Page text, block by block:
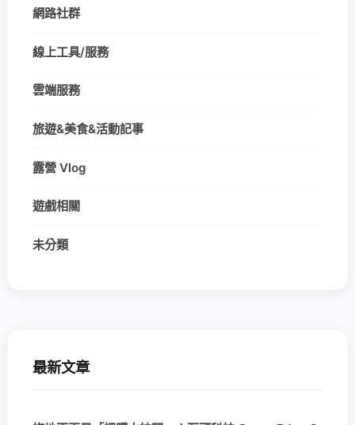
網路社群
線上工具/服務
雲端服務
旅遊&美食&活動記事
露營 Vlog
遊戲相關
未分類
最新文章